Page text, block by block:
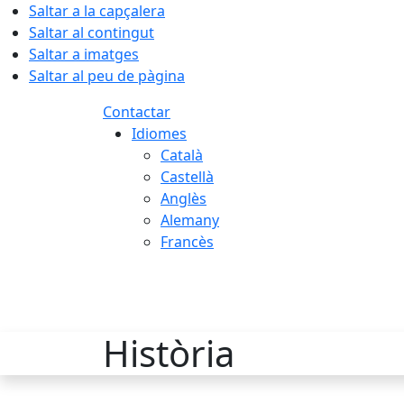
Saltar a la capçalera
Saltar al contingut
Saltar a imatges
Saltar al peu de pàgina
Contactar
Idiomes
Català
Castellà
Anglès
Alemany
Francès
Història